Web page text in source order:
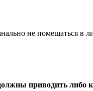
не помещаться в
приводить либо